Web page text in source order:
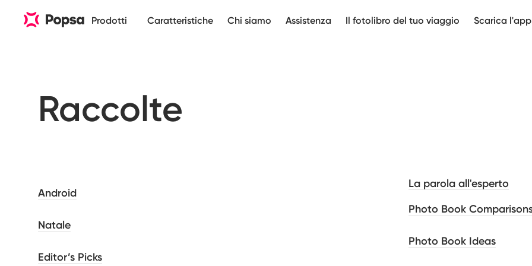
Prodotti Caratteristiche Chi siamo Assistenza Il fotolibro del tuo viaggio Scarica l'app
Raccolte
Android
Natale
Editor’s Picks
La parola all'esperto
Photo Book
Photo Book Ideas